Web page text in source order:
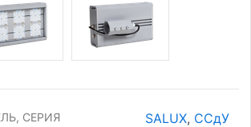
СЕРИЯ SALUX, ССдУ